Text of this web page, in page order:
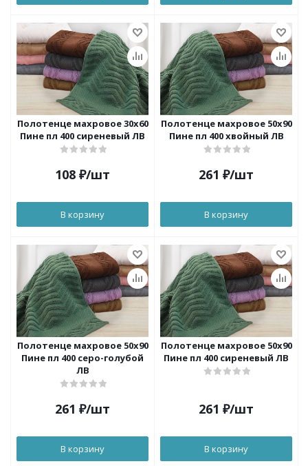
Полотенце махровое 30х60
Пине пл 400 сиреневый ЛВ
108 ₽/шт
В корзину
Полотенце махровое 50х90
Пине пл 400 хвойный ЛВ
261 ₽/шт
В корзину
Полотенце махровое 50х90
Пине пл 400 серо-голубой
ЛВ
261 ₽/шт
В корзину
Полотенце махровое 50х90
Пине пл 400 сиреневый ЛВ
261 ₽/шт
В корзину